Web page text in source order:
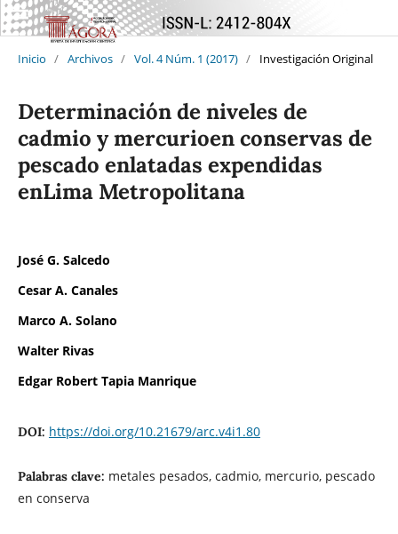
Inicio / Archivos / Vol. 4 Núm. 1 (2017) / Investigación Original
Determinación de niveles de
cadmio y mercurioen conservas de
pescado enlatadas expendidas
enLima Metropolitana
José G. Salcedo
Cesar A. Canales
Marco A. Solano
Walter Rivas
Edgar Robert Tapia Manrique
DOI: https://doi.org/10.21679/arc.v4i1.80
Palabras clave: metales pesados, cadmio, mercurio, pescado
en conserva